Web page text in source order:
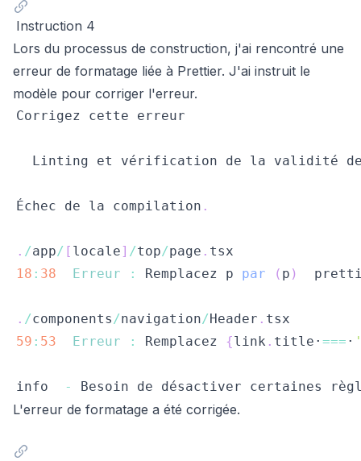
Instruction 4
Lors du processus de construction, j'ai rencontré une
erreur de formatage liée à Prettier. J'ai instruit le
modèle pour corriger l'erreur.
Corrigez
Linting et vérification de la validité
Échec de la compilation .
. /app/ [ locale] /top/page . tsx
18 : 38 Erreur : Remplacez p par ( p )
. /components/navigation/Header . tsx
59 : 53 Erreur : Remplacez {link . title· === ·
info - Besoin de désactiver certaines
L'erreur de formatage a été corrigée.